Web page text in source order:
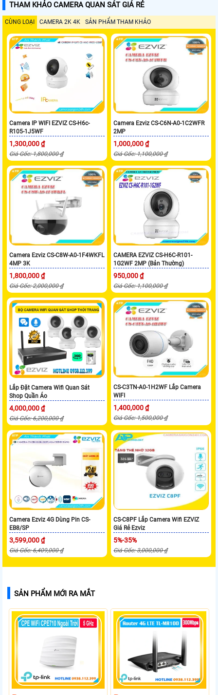
THAM KHẢO CAMERA QUAN SÁT GIÁ RẺ
CÙNG LOẠI CAMERA 2K 4K SẢN PHẨM THAM KHẢO
Camera IP WIFI EZVIZ CS-H6c-
R105-1J5WF
1,300,000 ₫
Giá Gốc: 1,800,000 ₫
Camera Ezviz CS-C6N-A0-1C2WFR
2MP
1,000,000 ₫
Giá Gốc: 1,100,000 ₫
Camera Ezviz CS-C8W-A0-1F4WKFL
4MP 3K
1,800,000 ₫
Giá Gốc: 2,000,000 ₫
CAMERA EZVIZ CS-H6C-R101-
1G2WF 2MP (Bản Thường)
950,000 ₫
Giá Gốc: 1,100,000 ₫
Lắp Đặt Camera Wifi Quan Sát
Shop Quần Áo
4,000,000 ₫
Giá Gốc: 6,200,000 ₫
CS-C3TN-A0-1H2WF Lắp Camera
WIFI
1,400,000 ₫
Giá Gốc: 1,500,000 ₫
Camera Ezviz 4G Dùng Pin CS-
EB8/SP
3,599,000 ₫
Giá Gốc: 6,409,000 ₫
CS-C8PF Lắp Camera Wifi EZVIZ
Giá Rẻ Ezviz
5%-35%
Giá Gốc: 3,000,000 ₫
SẢN PHẨM MỚI RA MẮT